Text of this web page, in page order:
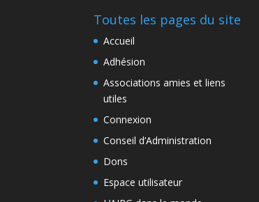
Toutes les pages du site
Accueil
Adhésion
Associations amies et liens
utiles
Connexion
Conseil d’Administration
Dons
Espace utilisateur